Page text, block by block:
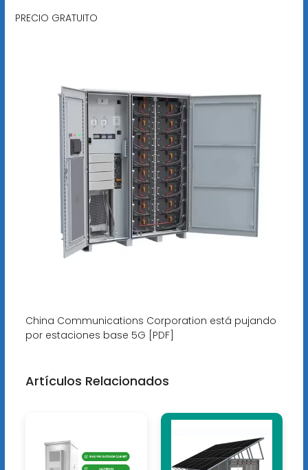
PRECIO GRATUITO
China Communications Corporation está pujando
por estaciones base 5G [PDF]
Artículos Relacionados